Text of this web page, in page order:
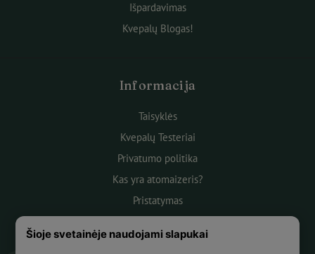
Šioje svetainėje naudojami slapukai
Išpardavimas
Kvepalų Blogas!
Informacija
Taisyklės
Kvepalų Testeriai
Privatumo politika
Kas yra atomaizeris?
Pristatymas
Apie mus